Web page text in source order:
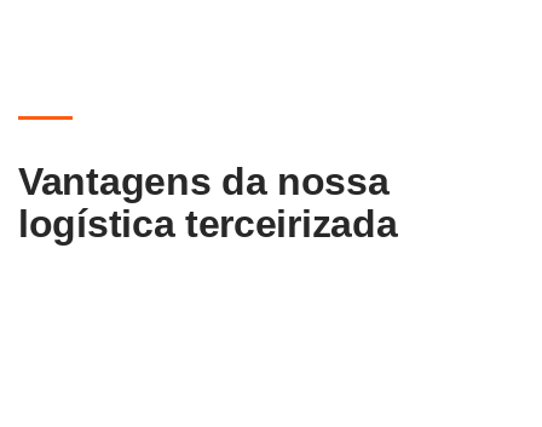
Vantagens da nossa
logística terceirizada